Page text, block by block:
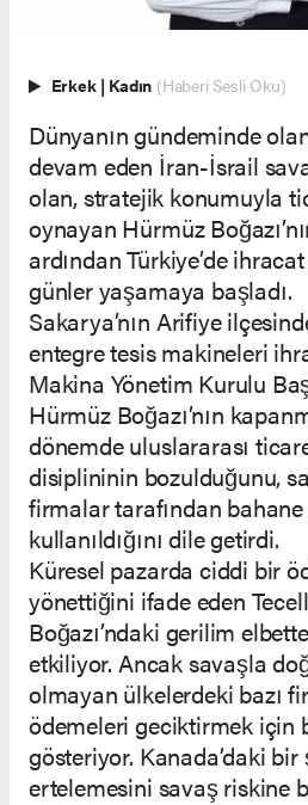
Erkek | Kadın (Haberi Sesli Oku)
Dünyanın gündeminde
devam eden İran-İsrail
olan, stratejik konumuyla
oynayan Hürmüz
ardından Türkiye’de
günler yaşamaya başladı.
Sakarya’nın Arifiye
entegre tesis makineleri
Makina Yönetim Kurulu
Hürmüz Boğazı’nın
dönemde uluslararası
disiplininin bozulduğunu,
firmalar tarafından
kullanıldığını dile getirdi.
Küresel pazarda ciddi bir
yönettiğini ifade eden
Boğazı’ndaki gerilim
etkiliyor. Ancak savaşla
olmayan ülkelerdeki bazı
ödemeleri geciktirmek için
gösteriyor. Kanada’daki
ertelemesini savaş riskine